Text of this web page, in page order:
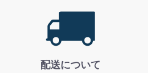
配送について